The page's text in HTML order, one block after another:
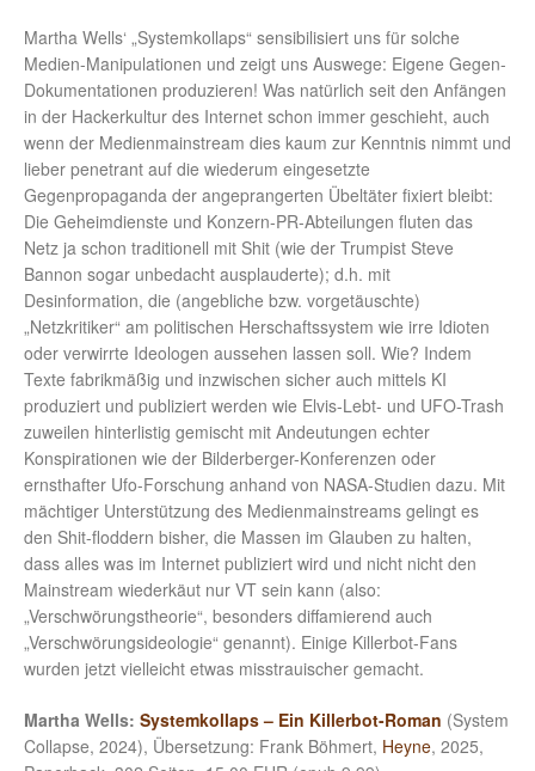
Martha Wells‘ „Systemkollaps“ sensibilisiert uns für solche
Medien-Manipulationen und zeigt uns Auswege: Eigene Gegen-
Dokumentationen produzieren! Was natürlich seit den Anfängen
in der Hackerkultur des Internet schon immer geschieht, auch
wenn der Medienmainstream dies kaum zur Kenntnis nimmt und
lieber penetrant auf die wiederum eingesetzte
Gegenpropaganda der angeprangerten Übeltäter fixiert bleibt:
Die Geheimdienste und Konzern-PR-Abteilungen fluten das
Netz ja schon traditionell mit Shit (wie der Trumpist Steve
Bannon sogar unbedacht ausplauderte); d.h. mit
Desinformation, die (angebliche bzw. vorgetäuschte)
„Netzkritiker“ am politischen Herschaftssystem wie irre Idioten
oder verwirrte Ideologen aussehen lassen soll. Wie? Indem
Texte fabrikmäßig und inzwischen sicher auch mittels KI
produziert und publiziert werden wie Elvis-Lebt- und UFO-Trash
zuweilen hinterlistig gemischt mit Andeutungen echter
Konspirationen wie der Bilderberger-Konferenzen oder
ernsthafter Ufo-Forschung anhand von NASA-Studien dazu. Mit
mächtiger Unterstützung des Medienmainstreams gelingt es
den Shit-floddern bisher, die Massen im Glauben zu halten,
dass alles was im Internet publiziert wird und nicht nicht den
Mainstream wiederkäut nur VT sein kann (also:
„Verschwörungstheorie“, besonders diffamierend auch
„Verschwörungsideologie“ genannt). Einige Killerbot-Fans
wurden jetzt vielleicht etwas misstrauischer gemacht.
Martha Wells: Systemkollaps – Ein Killerbot-Roman (System
Collapse, 2024), Übersetzung: Frank Böhmert, Heyne, 2025,